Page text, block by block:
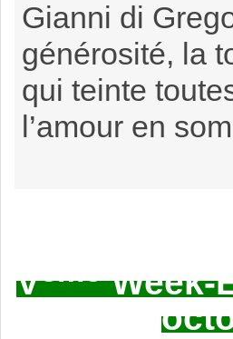
Gianni di
générosité, la
qui teinte
l’amour en
V
Week-